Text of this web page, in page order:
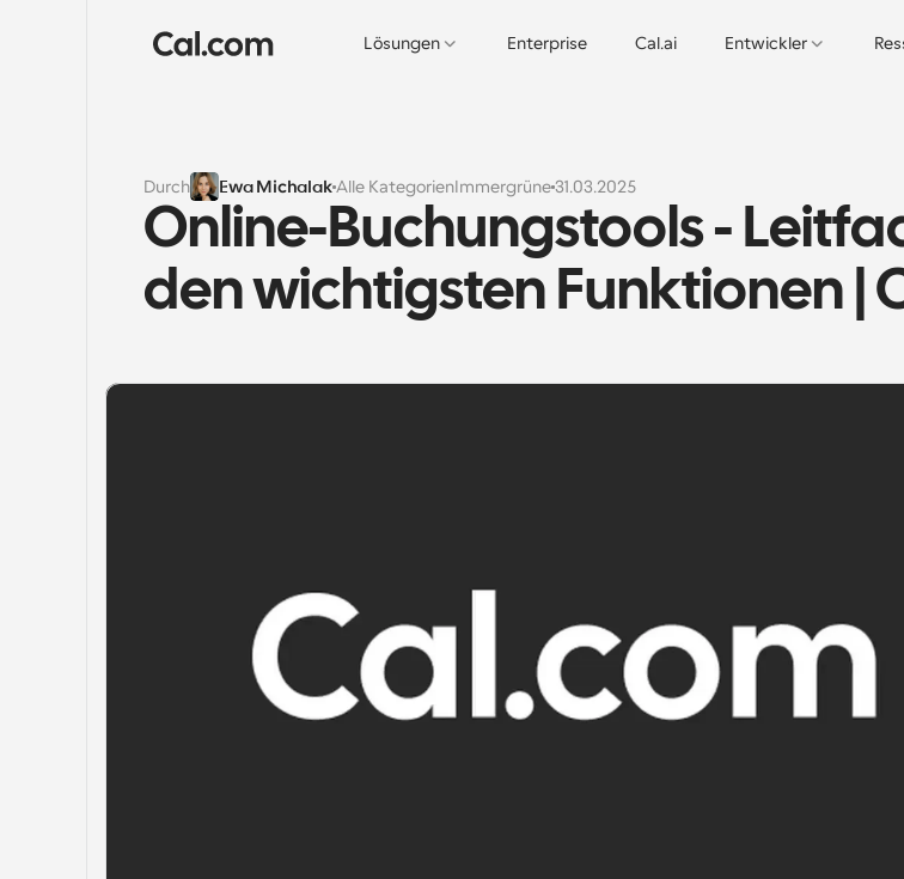
Lösungen Enterprise Cal.ai Entwickler
Durch Ewa MichalakAlle KategorienImmergrüne31.03.2025
Online-Buchungstools -
den wichtigsten Funktionen |